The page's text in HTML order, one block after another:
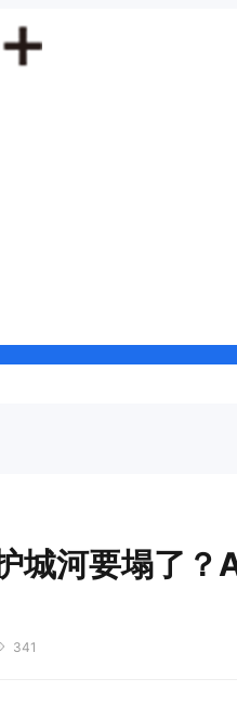
河要塌了？
341